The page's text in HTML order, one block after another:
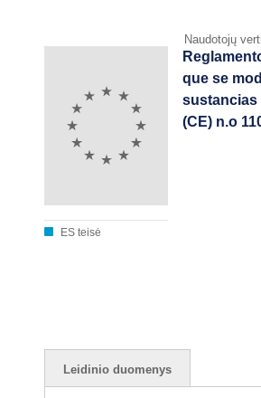
Naudotojų
ES teisė
que se
sustancias
(CE) n.o
Leidinio duomenys